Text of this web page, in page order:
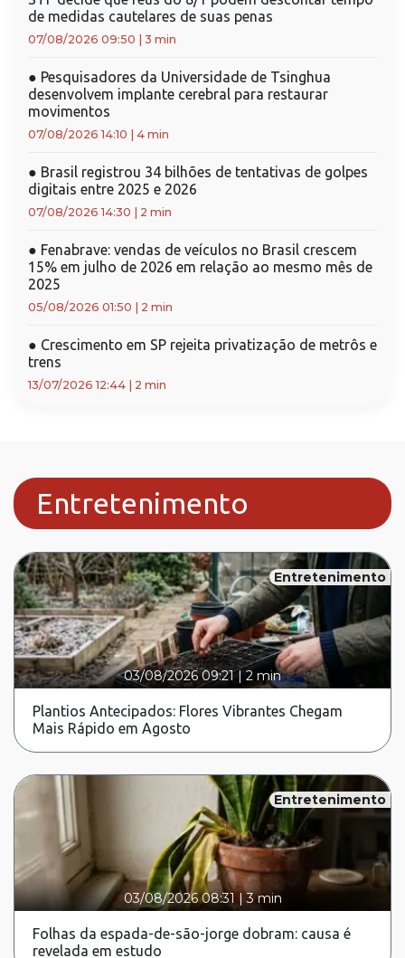
de medidas cautelares de suas penas
07/08/2026 09:50 3 min
● Pesquisadores da Universidade de Tsinghua
desenvolvem implante cerebral para restaurar
movimentos
07/08/2026 14:10 4 min
● Brasil registrou 34 bilhões de tentativas de golpes
digitais entre 2025 e 2026
07/08/2026 14:30 2 min
● Fenabrave: vendas de veículos no Brasil crescem
15% em julho de 2026 em relação ao mesmo mês de
2025
05/08/2026 01:50 2 min
● Crescimento em SP rejeita privatização de metrôs e
trens
13/07/2026 12:44 2 min
Entretenimento
Entretenimento
03/08/2026 09:21|2 min
Plantios Antecipados: Flores Vibrantes Chegam
Mais Rápido em Agosto
Entretenimento
03/08/2026 08:31 |3 min
Folhas da espada-de-são-jorge dobram: causa é
revelada em estudo